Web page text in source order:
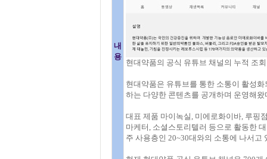
내
용
현대약품의 공식 유튜브 채널의 누적 조
현대약품은 유튜브를 통한 소통이 활성
하는 다양한 콘텐츠를 공개하며 운영해왔
대표 제품 마이녹실, 미에로화이바, 루핑
마케터, 소셜스토리텔러 등으로 활동한
주 사용층인 20~30대와의 소통에 나서고